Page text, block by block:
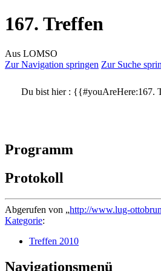
167. Treffen
Aus LOMSO
Zur Navigation springen Zur Suche
Du bist hier : {{#youAreHere:167.
Programm
Protokoll
Abgerufen von „http://www.lug-
Kategorie:
Treffen 2010
Navigationsmenü